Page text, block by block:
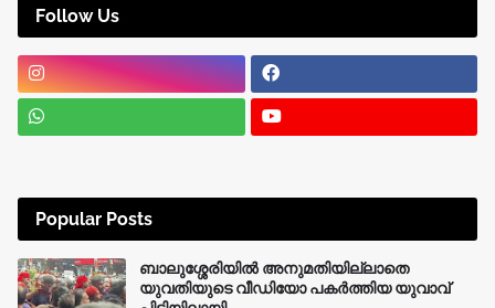
Follow Us
Popular Posts
ബാലുശ്ശേരിയിൽ അനുമതിയില്ലാതെ
യുവതിയുടെ വീഡിയോ പകർത്തിയ യുവാവ്